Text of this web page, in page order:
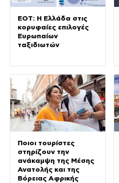
ΕΟΤ: Η Ελλάδα στις
κορυφαίες επιλογές
Ευρωπαίων
ταξιδιωτών
Ποιοι τουρίστες
στηρίζουν την
ανάκαμψη της Μέσης
Ανατολής και της
Βόρειας Αφρικής